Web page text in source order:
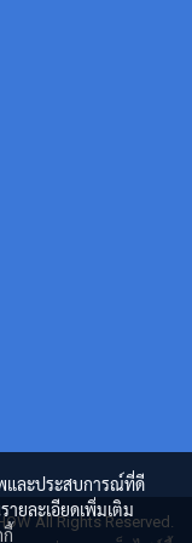
All Rights Reserved.
และประสบการณ์ที่ดี
ายละเอียดเพิ่มเติม
กี้